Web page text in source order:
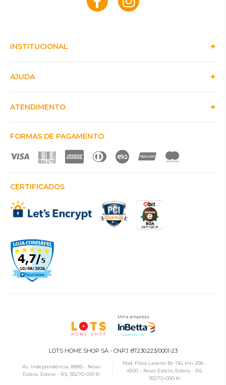
INSTITUCIONAL
AJUDA
ATENDIMENTO
FORMAS DE PAGAMENTO
CERTIFICADOS
LOTS HOME SHOP SA - CNPJ: 87.230.223/0001-23
Av. Independência, 8885 - Novo
Esteio, Esteio - RS, 93270-010 ©
Rod. Pista Lateral Br-116, km 258 -
4500 - Novo Esteio, Esteio - RS,
93270-000 ©